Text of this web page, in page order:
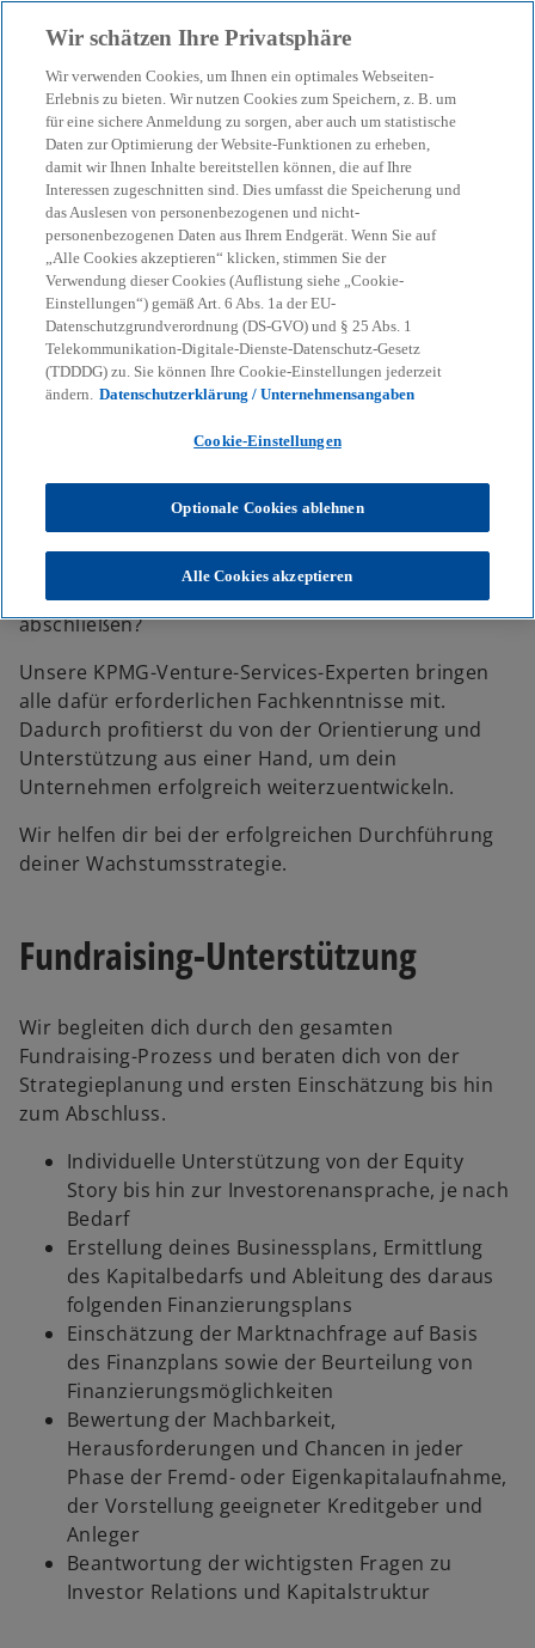
menu search
Services für Start-ups
KPMG Venture M&A
KPMG Themen
Business Performance & Resilienz
KPMG Venture Services
Services für Start-ups
Wir begleiten dich bei deiner
Transaktion
Du bist Gründer und möchtest dein Growth-Tech,
Start-up oder Scale-up verkaufen oder für die
weitere Skalierung eine große Finanzierungsrunde
abschließen?
Unsere KPMG-Venture-Services-Experten bringen
alle dafür erforderlichen Fachkenntnisse mit.
Dadurch profitierst du von der Orientierung und
Unterstützung aus einer Hand, um dein
Unternehmen erfolgreich weiterzuentwickeln.
Wir helfen dir bei der erfolgreichen Durchführung
deiner Wachstumsstrategie.
Fundraising-Unterstützung
Wir begleiten dich durch den gesamten
Fundraising-Prozess und beraten dich von der
Strategieplanung und ersten Einschätzung bis hin
zum Abschluss.
Individuelle Unterstützung von der Equity
Story bis hin zur Investorenansprache, je nach
Bedarf
Erstellung deines Businessplans, Ermittlung
des Kapitalbedarfs und Ableitung des daraus
folgenden Finanzierungsplans
Einschätzung der Marktnachfrage auf Basis
des Finanzplans sowie der Beurteilung von
Finanzierungsmöglichkeiten
Bewertung der Machbarkeit,
Herausforderungen und Chancen in jeder
Phase der Fremd- oder Eigenkapitalaufnahme,
der Vorstellung geeigneter Kreditgeber und
Anleger
Beantwortung der wichtigsten Fragen zu
Investor Relations und Kapitalstruktur
Wir schätzen Ihre Privatsphäre
Wir verwenden Cookies, um Ihnen ein optimales Webseiten-
Erlebnis zu bieten. Wir nutzen Cookies zum Speichern, z. B. um
für eine sichere Anmeldung zu sorgen, aber auch um statistische
Daten zur Optimierung der Website-Funktionen zu erheben,
damit wir Ihnen Inhalte bereitstellen können, die auf Ihre
Interessen zugeschnitten sind. Dies umfasst die Speicherung und
das Auslesen von personenbezogenen und nicht-
personenbezogenen Daten aus Ihrem Endgerät. Wenn Sie auf
„Alle Cookies akzeptieren“ klicken, stimmen Sie der
Verwendung dieser Cookies (Auflistung siehe „Cookie-
Einstellungen“) gemäß Art. 6 Abs. 1a der EU-
Datenschutzgrundverordnung (DS-GVO) und § 25 Abs. 1
Telekommunikation-Digitale-Dienste-Datenschutz-Gesetz
(TDDDG) zu. Sie können Ihre Cookie-Einstellungen jederzeit
ändern. Datenschutzerklärung / Unternehmensangaben
Cookie-Einstellungen
Optionale Cookies ablehnen
Alle Cookies akzeptieren